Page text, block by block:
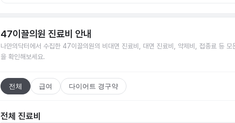
47이끌의원 진료비 안내
나만의닥터에서 수집한 47이끌의원의 비대면 진료비, 대면 진료비, 약제비, 접종료 등 모
을 확인해보세요.
전체 급여 다이어트 경구약
전체 진료비